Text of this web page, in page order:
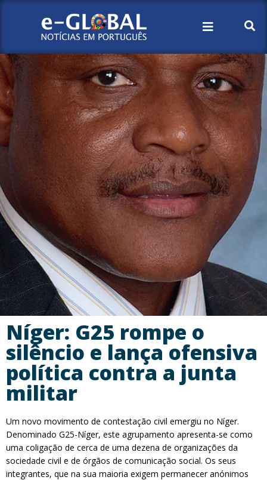
Níger: G25 rompe o
silêncio e lança ofensiva
política contra a junta
militar
Um novo movimento de contestação civil emergiu no Níger.
Denominado G25-Níger, este agrupamento apresenta-se como
uma coligação de cerca de uma dezena de organizações da
sociedade civil e de órgãos de comunicação social. Os seus
integrantes, que na sua maioria exigem permanecer anónimos